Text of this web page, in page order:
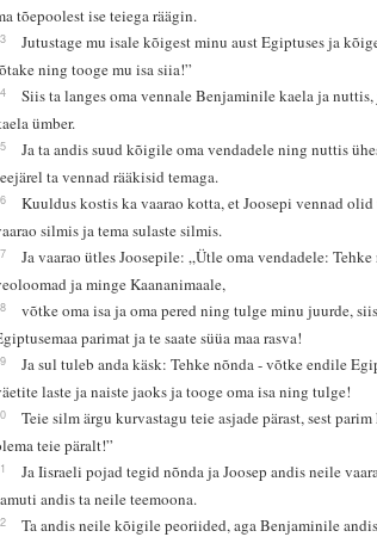
tõepoolest ise teiega räägin.
Jutustage mu isale kõigest minu aust Egiptuses ja
ning tooge mu isa siia!”
Siis ta langes oma vennale Benjaminile kaela ja
ümber.
Ja ta andis suud kõigile oma vendadele ning nuttis
ta vennad rääkisid temaga.
Kuuldus kostis ka vaarao kotta, et Joosepi vennad
silmis ja tema sulaste silmis.
Ja vaarao ütles Joosepile: „Ütle oma vendadele:
ja minge Kaananimaale,
võtke oma isa ja oma pered ning tulge minu juurde,
parimat ja te saate süüa maa rasva!
Ja sul tuleb anda käsk: Tehke nõnda - võtke endile
laste ja naiste jaoks ja tooge oma isa ning tulge!
Teie silm ärgu kurvastagu teie asjade pärast, sest
teie päralt!”
Ja Iisraeli pojad tegid nõnda ja Joosep andis neile
andis ta neile teemoona.
Ta andis neile kõigile peoriided, aga Benjaminile